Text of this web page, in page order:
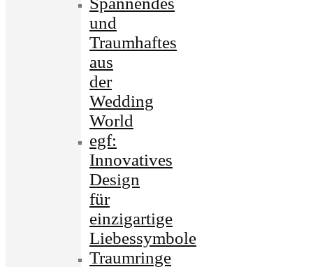
und
Traumhaftes
aus
der
Wedding
World
egf:
Innovatives
Design
für
einzigartige
Liebessymbole
Traumringe